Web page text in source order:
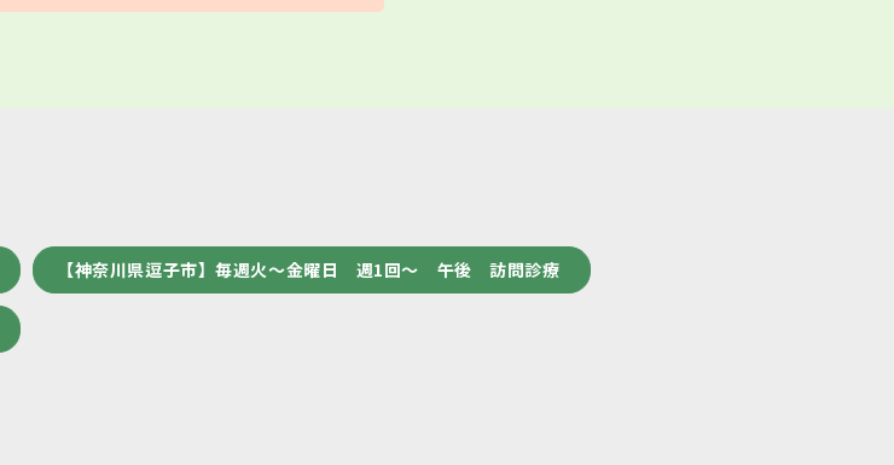
【神奈川県逗子市】毎週火～金曜日 週1回～ 午後 訪問診療